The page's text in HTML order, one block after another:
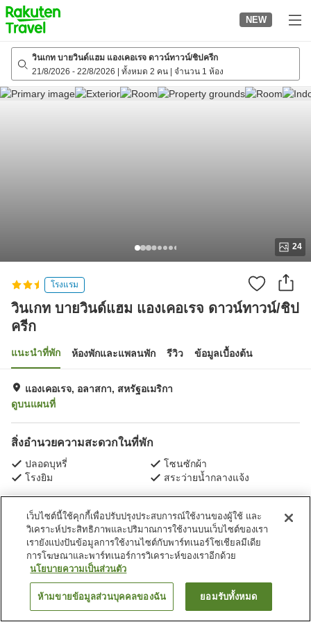
to
top
page
NEW
วินเกท บายวินด์แฮม แองเคอเรจ ดาวน์ทาวน์/ชิปครีก
21/8/2026 - 22/8/2026 ทั้งหมด 2 คน จำนวน 1 ห้อง
24
โรงแรม
วินเกท บายวินด์แฮม แองเคอเรจ ดาวน์ทาวน์/ชิป
ครีก
แนะนำที่พัก ห้องพักและแพลนพัก รีวิว ข้อมูลเบื้องต้น
แองเคอเรจ, อลาสกา, สหรัฐอเมริกา
ดูบนแผนที่
สิ่งอำนวยความสะดวกในที่พัก
ปลอดบุหรี่
โซนซักผ้า
โรงยิม
สระว่ายน้ำกลางแจ้ง
หน้าแรก สหรัฐอเมริกา อลาสกา
แองเคอเรจ
วินเกท บายวินด์แฮม แองเคอเรจ ดาวน์ทาวน์/ชิปครีก
ค้นหาห้องพัก
เว็บไซต์นี้ใช้คุกกี้เพื่อปรับปรุงประสบการณ์ใช้งานของผู้ใช้ และ
วิเคราะห์ประสิทธิภาพและปริมาณการใช้งานบนเว็บไซต์ของเรา
เรายังแบ่งปันข้อมูลการใช้งานไซต์กับพาร์ทเนอร์โซเชียลมีเดีย
การโฆษณาและพาร์ทเนอร์การวิเคราะห์ของเราอีกด้วย
นโยบายความเป็นส่วนตัว
ห้ามขายข้อมูลส่วนบุคคลของฉัน ยอมรับทั้งหมด